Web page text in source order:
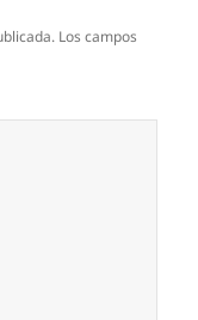
Los campos